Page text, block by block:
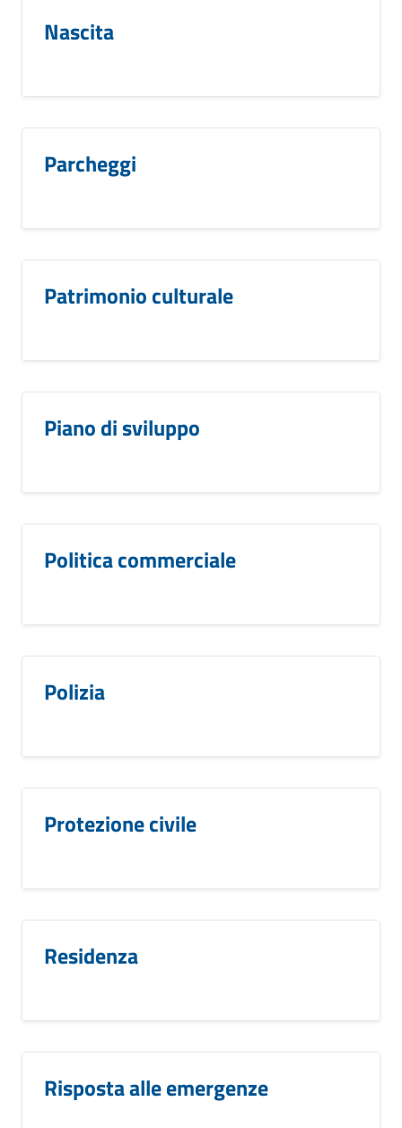
Nascita
Parcheggi
Patrimonio culturale
Piano di sviluppo
Politica commerciale
Polizia
Protezione civile
Residenza
Risposta alle emergenze